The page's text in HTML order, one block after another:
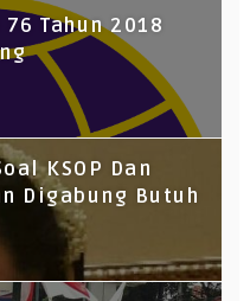
Tahun 2018
KSOP Dan
Digabung Butuh